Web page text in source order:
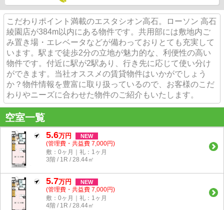
こだわりポイント満載のエスタシオン高石。ローソン 高石
綾園店が384m以内にある物件です。共用部には敷地内ご
み置き場・エレベータなどが備わっておりとても充実して
います。駅まで徒歩2分の立地が魅力的な、利便性の高い
物件です。付近に駅が2駅あり、行き先に応じて使い分け
ができます。当社オススメの賃貸物件はいかがでしょう
か？物件情報を豊富に取り扱っているので、お客様のこだ
わりやニーズに合わせた物件のご紹介もいたします。
空室一覧
5.6万円 NEW
(管理費・共益費 7,000円)
敷：0ヶ月｜礼：1ヶ月
3階 / 1R / 28.44㎡
5.7万円 NEW
(管理費・共益費 7,000円)
敷：0ヶ月｜礼：1ヶ月
4階 / 1R / 28.44㎡